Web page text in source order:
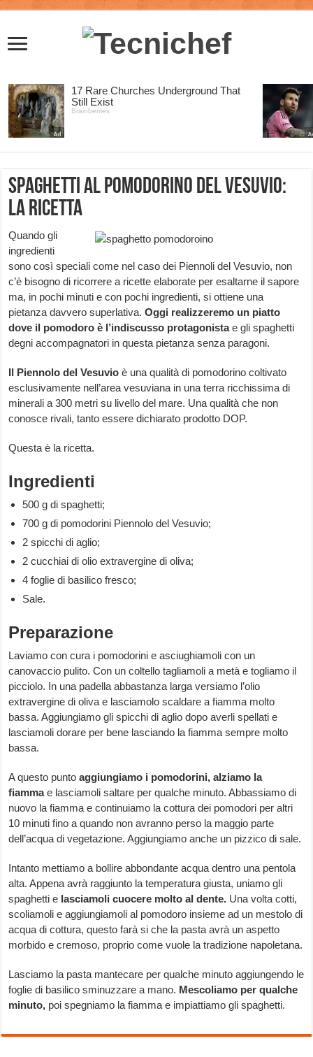
Spaghetti al pomodorino del vesuvio:
la ricetta
Quando gli
ingredienti
sono così speciali come nel caso dei Piennoli del Vesuvio, non
c’è bisogno di ricorrere a ricette elaborate per esaltarne il sapore
ma, in pochi minuti e con pochi ingredienti, si ottiene una
pietanza davvero superlativa.Oggi realizzeremo un piatto
dove il pomodoro è l’indiscusso protagonistae gli spaghetti
degni accompagnatori in questa pietanza senza paragoni.
Il Piennolo del Vesuvio è una qualità di pomodorino coltivato
esclusivamente nell’area vesuviana in una terra ricchissima di
minerali a 300 metri su livello del mare. Una qualità che non
conosce rivali, tanto essere dichiarato prodotto DOP.
Questa è la ricetta.
Ingredienti
500 g di spaghetti;
700 g di pomodorini Piennolo del Vesuvio;
2 spicchi di aglio;
2 cucchiai di olio extravergine di oliva;
4 foglie di basilico fresco;
Sale.
Preparazione
Laviamo con cura i pomodorini e asciughiamoli con un
canovaccio pulito. Con un coltello tagliamoli a metà e togliamo il
picciolo. In una padella abbastanza larga versiamo l’olio
extravergine di oliva e lasciamolo scaldare a fiamma molto
bassa. Aggiungiamo gli spicchi di aglio dopo averli spellati e
lasciamoli dorare per bene lasciando la fiamma sempre molto
bassa.
A questo puntoaggiungiamo i pomodorini, alziamo la
fiammae lasciamoli saltare per qualche minuto. Abbassiamo di
nuovo la fiamma e continuiamo la cottura dei pomodori per altri
10 minuti fino a quando non avranno perso la maggio parte
dell’acqua di vegetazione. Aggiungiamo anche un pizzico di sale.
Intanto mettiamo a bollire abbondante acqua dentro una pentola
alta. Appena avrà raggiunto la temperatura giusta, uniamo gli
spaghetti e lasciamoli cuocere molto al dente. Una volta cotti,
scoliamoli e aggiungiamoli al pomodoro insieme ad un mestolo di
acqua di cottura, questo farà si che la pasta avrà un aspetto
morbido e cremoso, proprio come vuole la tradizione napoletana.
Lasciamo la pasta mantecare per qualche minuto aggiungendo le
foglie di basilico sminuzzare a mano. Mescoliamo per qualche
minuto, poi spegniamo la fiamma e impiattiamo gli spaghetti.